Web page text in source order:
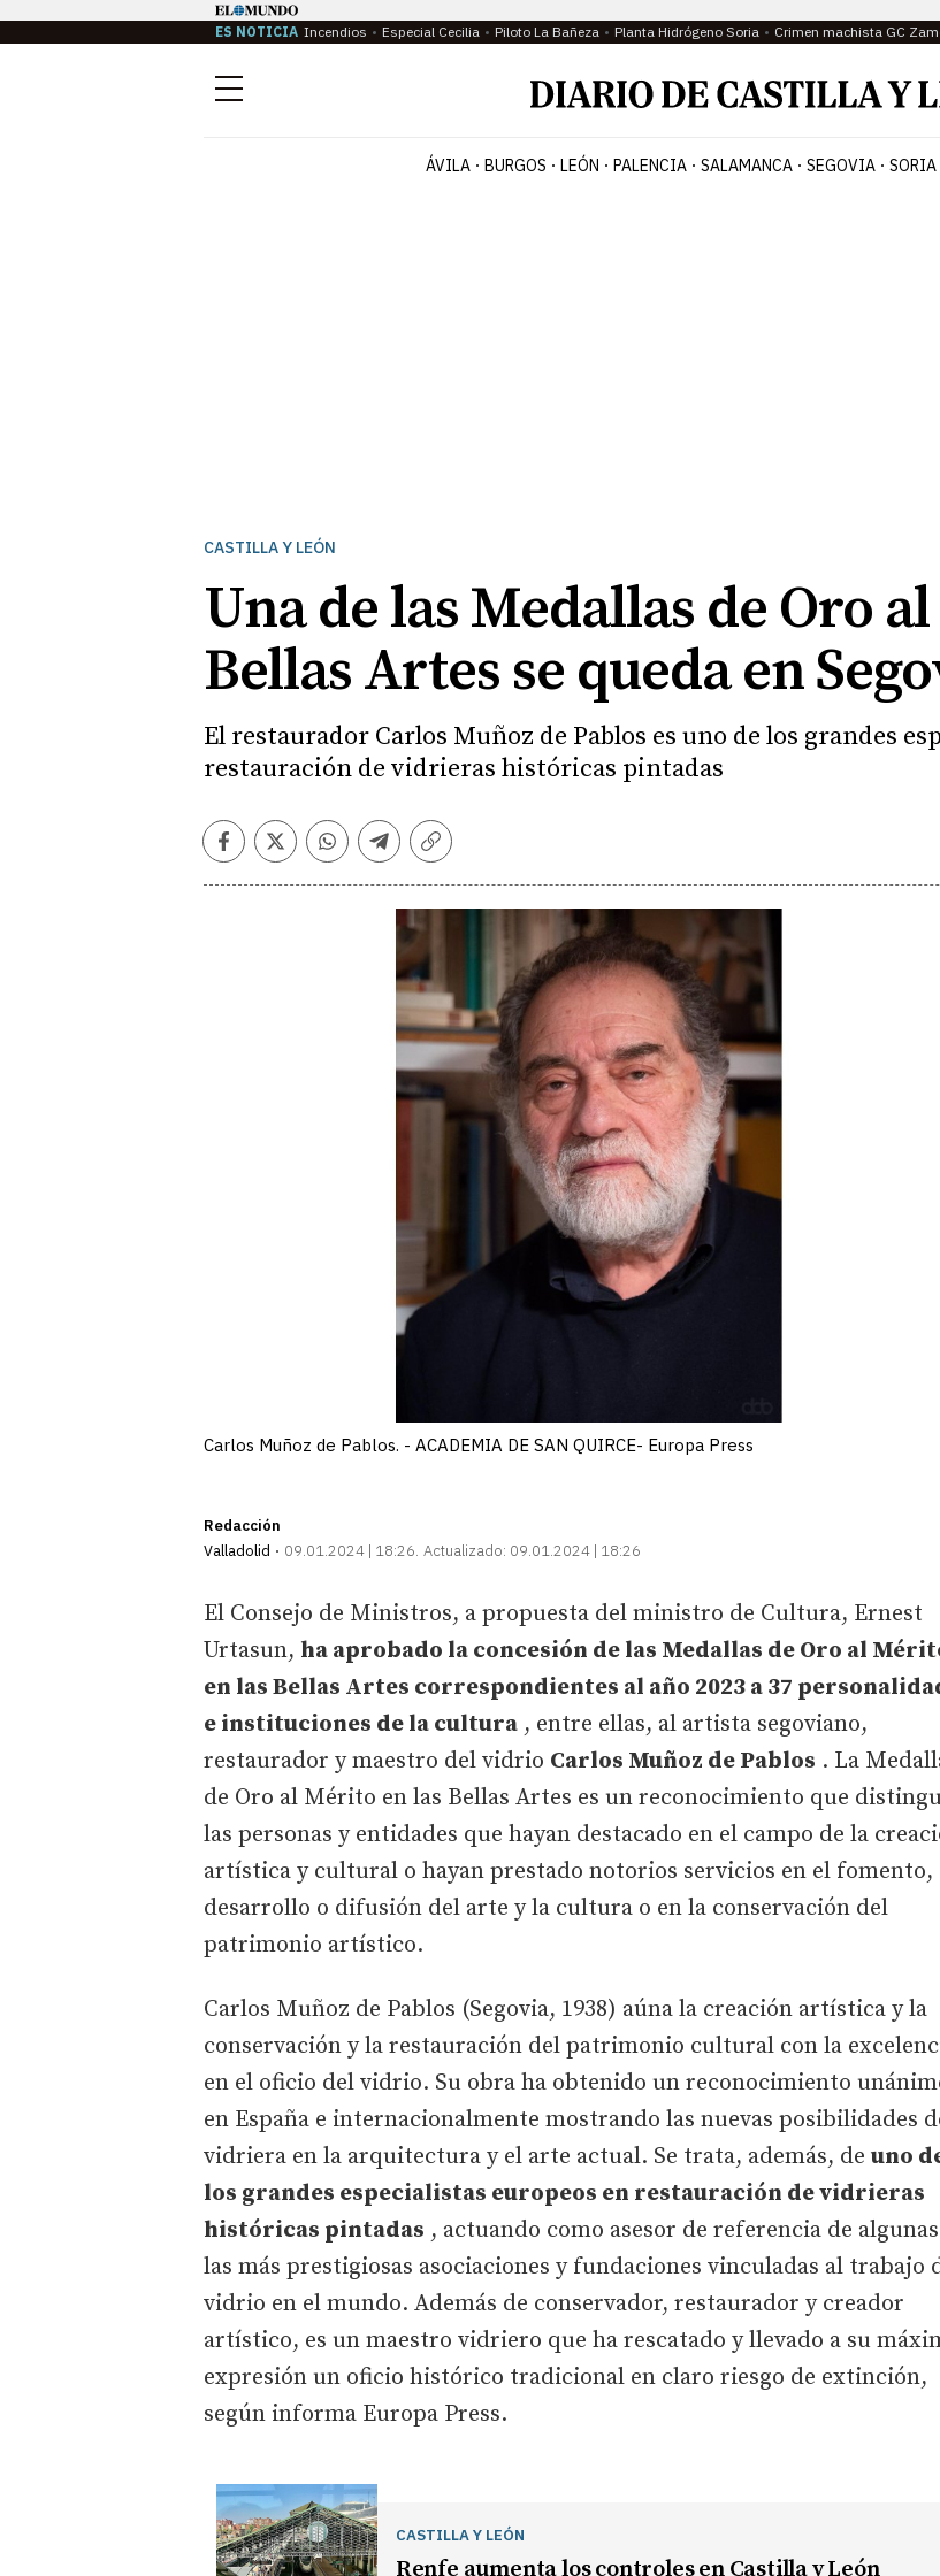
ES NOTICIA Incendios Especial Cecilia Piloto La Bañeza Planta Hidrógeno Soria Crimen machista GC
Menú
ÁVILA BURGOS LEÓN PALENCIA SALAMANCA SEGOVIA SORIA
CASTILLA Y LEÓN
Una de las Medallas de Oro
Bellas Artes se queda en
El restaurador Carlos Muñoz de Pablos es uno de los grandes
restauración de vidrieras históricas pintadas
Facebook
TwitterWhatsapp
Telegram
Copiar
Carlos Muñoz de Pablos. - ACADEMIA DE SAN QUIRCE- Europa Press
Redacción
Valladolid
09.01.2024 | 18:26 Actualizado: 09.01.2024 | 18:26
El Consejo de Ministros, a propuesta del ministro de Cultura, Ernest
Urtasun, ha aprobado la concesión de las Medallas de Oro al
en las Bellas Artes correspondientes al año 2023 a 37
e instituciones de la cultura , entre ellas, al artista segoviano,
restaurador y maestro del vidrio Carlos Muñoz de Pablos . La
de Oro al Mérito en las Bellas Artes es un reconocimiento que
las personas y entidades que hayan destacado en el campo de la
artística y cultural o hayan prestado notorios servicios en el fomento,
desarrollo o difusión del arte y la cultura o en la conservación del
patrimonio artístico.
Carlos Muñoz de Pablos (Segovia, 1938) aúna la creación artística y la
conservación y la restauración del patrimonio cultural con la
en el oficio del vidrio. Su obra ha obtenido un reconocimiento
en España e internacionalmente mostrando las nuevas posibilidades
vidriera en la arquitectura y el arte actual. Se trata, además, de uno
los grandes especialistas europeos en restauración de vidrieras
históricas pintadas , actuando como asesor de referencia de
las más prestigiosas asociaciones y fundaciones vinculadas al trabajo
vidrio en el mundo. Además de conservador, restaurador y creador
artístico, es un maestro vidriero que ha rescatado y llevado a su
expresión un oficio histórico tradicional en claro riesgo de extinción,
según informa Europa Press.
CASTILLA Y LEÓN
Renfe aumenta los controles en Castilla y León